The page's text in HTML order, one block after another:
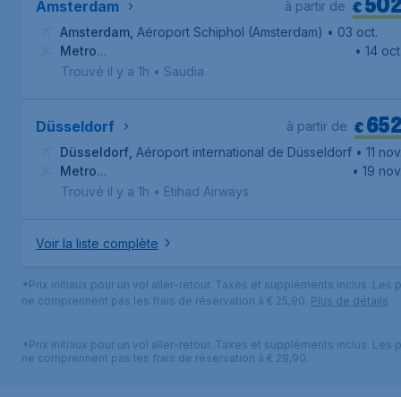
Amsterdam €
à partir de
Amsterdam Aéroport Schiphol (Amsterdam) • 03 oct.
Metro
Manila Aéroport international Ninoy-Aquino
• 14
Trouvé il y a 1h • Saudia
Düsseldorf €
à partir de
Düsseldorf Aéroport international de Düsseldorf • 11
Metro
Manila Aéroport international Ninoy-Aquino
• 19
Trouvé il y a 1h • Etihad Airways
Voir la liste complète
*Prix initiaux pour un vol aller-retour. Taxes et suppléments inclus. Les
ne comprennent pas les frais de réservation à € 25,90. Plus de détails
*Prix initiaux pour un vol aller-retour. Taxes et suppléments inclus. Les
ne comprennent pas les frais de réservation à € 29,90.